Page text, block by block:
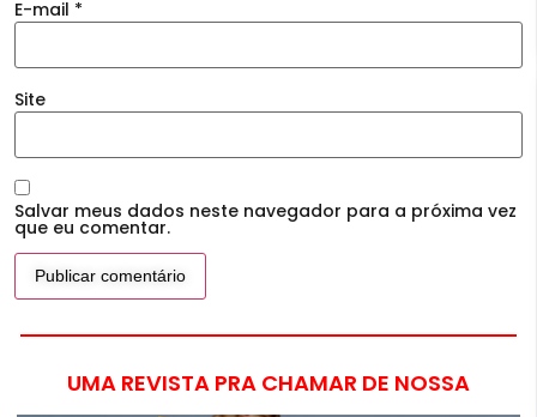
E-mail *
Site
Salvar meus dados neste navegador para a próxima vez
que eu comentar.
UMA REVISTA PRA CHAMAR DE NOSSA